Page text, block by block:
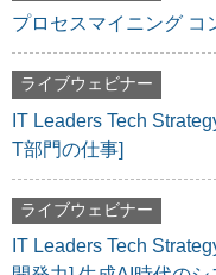
プロセスマイニング コ
ライブウェビナー
IT Leaders Tech
T部門の仕事]
ライブウェビナー
IT Leaders Tech